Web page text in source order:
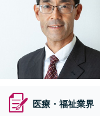
医療・福祉業界